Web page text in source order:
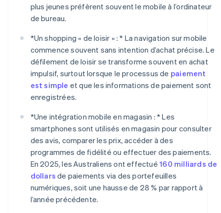
plus jeunes préfèrent souvent le mobile à l’ordinateur
de bureau.
*Un shopping « de loisir » : * La navigation sur mobile
commence souvent sans intention d’achat précise. Le
défilement de loisir se transforme souvent en achat
impulsif, surtout lorsque le processus de paiement
est simple et que les informations de paiement sont
enregistrées.
*Une intégration mobile en magasin : *Les
smartphones sont utilisés en magasin pour consulter
des avis, comparer les prix, accéder à des
programmes de fidélité ou effectuer des paiements.
En 2025, les Australiens ont effectué160 milliards de
dollars de paiements via des portefeuilles
numériques, soit une hausse de 28 % par rapport à
l’année précédente.